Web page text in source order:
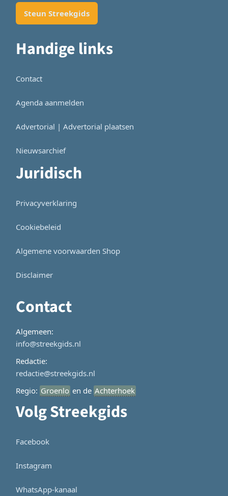
Steun Streekgids
Handige links
Contact
Agenda aanmelden
Advertorial | Advertorial plaatsen
Nieuwsarchief
Juridisch
Privacyverklaring
Cookiebeleid
Algemene voorwaarden Shop
Disclaimer
Contact
Algemeen:
info@streekgids.nl
Redactie:
redactie@streekgids.nl
Regio: Groenlo en de Achterhoek
Volg Streekgids
Facebook
Instagram
WhatsApp-kanaal